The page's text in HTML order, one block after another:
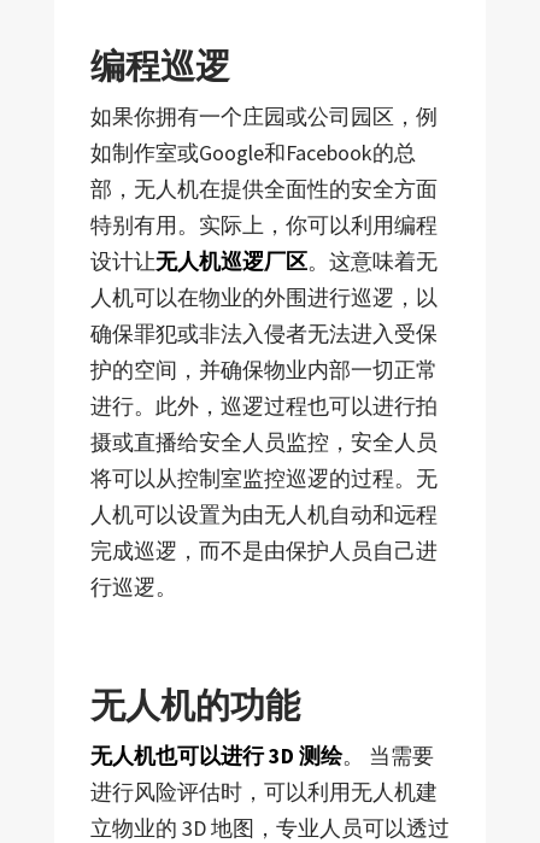
编程巡逻
如果你拥有一个庄园或公司园区，例
如制作室或Google和Facebook的总
部，无人机在提供全面性的安全方面
特别有用。实际上，你可以利用编程
设计让无人机巡逻厂区。这意味着无
人机可以在物业的外围进行巡逻，以
确保罪犯或非法入侵者无法进入受保
护的空间，并确保物业内部一切正常
进行。此外，巡逻过程也可以进行拍
摄或直播给安全人员监控，安全人员
将可以从控制室监控巡逻的过程。无
人机可以设置为由无人机自动和远程
完成巡逻，而不是由保护人员自己进
行巡逻。
无人机的功能
无人机也可以进行 3D 测绘。 当需要
进行风险评估时，可以利用无人机建
立物业的 3D 地图，专业人员可以透过